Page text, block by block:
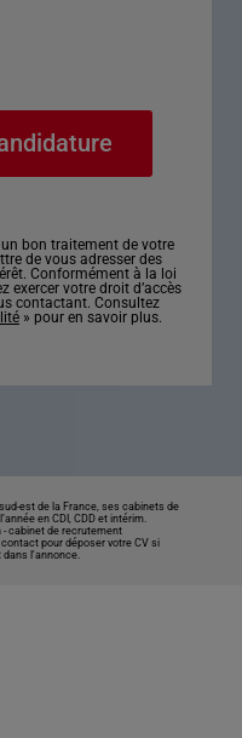
bon traitement de votre
de vous adresser des
Conformément à la loi
exercer votre droit d’accès
contactant. Consultez
» pour en savoir plus.
est de la France, ses cabinets de
en CDI, CDD et intérim.
-cabinet de recrutement
contact pour déposer votre CV si
l'annonce.